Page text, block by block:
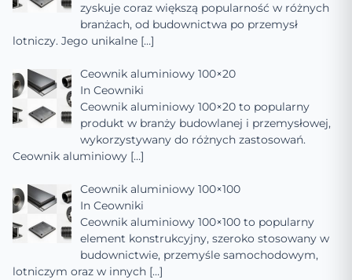
zyskuje coraz większą popularność w różnych
branżach, od budownictwa po przemysł
lotniczy. Jego unikalne […]
Ceownik aluminiowy 100×20
In Ceowniki
Ceownik aluminiowy 100×20 to popularny
produkt w branży budowlanej i przemysłowej,
wykorzystywany do różnych zastosowań.
Ceownik aluminiowy […]
Ceownik aluminiowy 100×100
In Ceowniki
Ceownik aluminiowy 100×100 to popularny
element konstrukcyjny, szeroko stosowany w
budownictwie, przemyśle samochodowym,
lotniczym oraz w innych […]